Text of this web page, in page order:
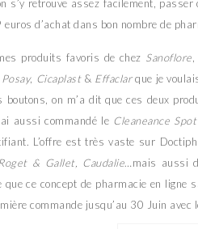
s’y retrouve assez facilement,
d’achat dans bon nombre de
produits favoris de chez Sanoflore
, Cicaplast & Effaclarque je
boutons, on m’a dit que ces deux
aussi commandé le Cleaneance Spot
L’offre est très vaste sur
& Gallet, Caudalie…mais aussi
que ce concept de pharmacie en
commande jusqu’au 30 Juin